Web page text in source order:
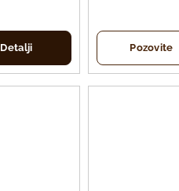
Detalji Pozovite